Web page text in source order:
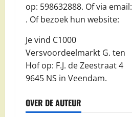
op: 598632888. Of via email:
. Of bezoek hun website:
Je vind C1000
Versvoordeelmarkt G. ten
Hof op: F.J. de Zeestraat 4
9645 NS in Veendam.
OVER DE AUTEUR